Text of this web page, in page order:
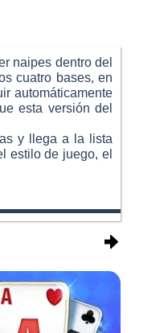
naipes dentro del
cuatro bases, en
automáticamente
esta versión del
y llega a la lista
estilo de juego, el